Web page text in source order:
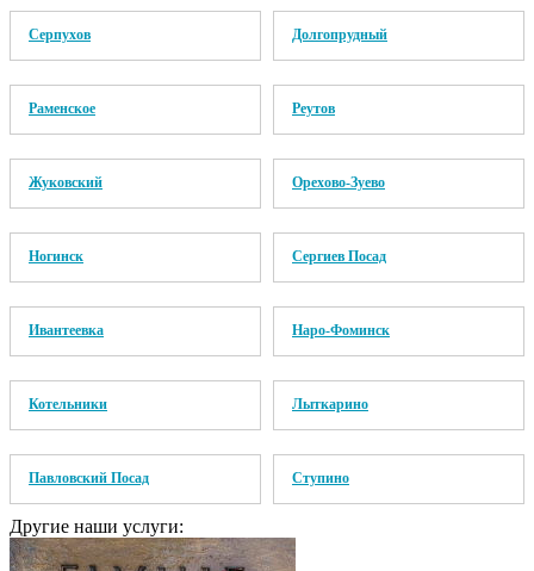
Серпухов Долгопрудный
Раменское Реутов
Жуковский Орехово-Зуево
Ногинск Сергиев Посад
Ивантеевка Наро-Фоминск
Котельники Лыткарино
Павловский Посад Ступино
Другие наши услуги: